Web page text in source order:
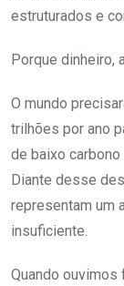
estruturados e
Porque dinheiro,
O mundo
trilhões por ano
de baixo
Diante desse
representam um
insuficiente.
Quando